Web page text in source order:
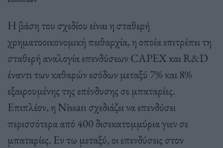
Η βάση του σχεδίου είναι η σταθερή
χρηματοοικονομική πειθαρχία, η οποία επιτρέπει τη
σταθερή αναλογία επενδύσεων CAPEX και R&D
έναντι των καθαρών εσόδων μεταξύ 7% και 8%
εξαιρουμένης της επένδυσης σε μπαταρίες.
Επιπλέον, η Nissan σχεδιάζει να επενδύσει
περισσότερα από 400 δισεκατομμύρια γιεν σε
μπαταρίες. Εν τω μεταξύ, οι επενδύσεις στον